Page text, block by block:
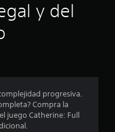
y del
progresiva.
Compra la
juego Catherine: Full